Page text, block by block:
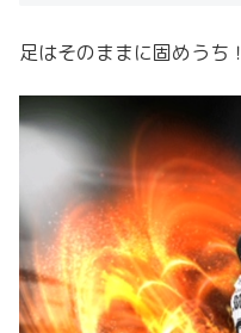
足はそのままに固めうち！